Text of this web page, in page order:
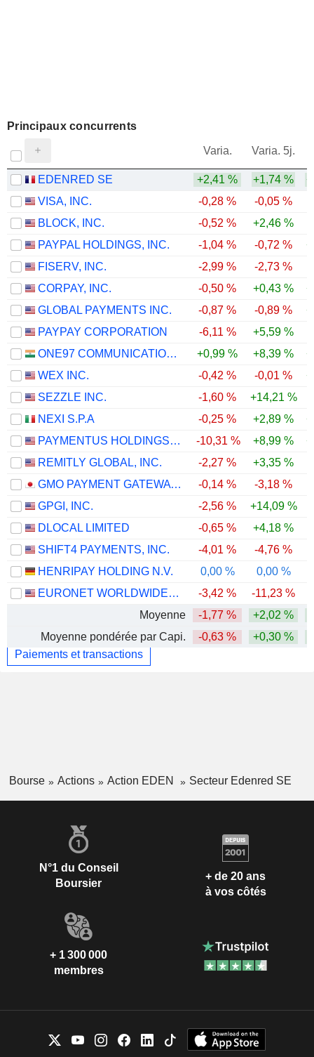
Principaux concurrents
Varia. Varia. 5j.
EDENRED SE
+2,41 % +1,74 %
VISA, INC.
-0,28 % -0,05 %
BLOCK, INC.
-0,52 % +2,46 %
PAYPAL HOLDINGS, INC.
-1,04 % -0,72 %
FISERV, INC.
-2,99 % -2,73 %
CORPAY, INC.
-0,50 % +0,43 %
GLOBAL PAYMENTS INC.
-0,87 % -0,89 %
PAYPAY CORPORATION
-6,11 % +5,59 %
ONE97 COMMUNICATIONS LIMITED
+0,99 % +8,39 %
WEX INC.
-0,42 % -0,01 %
SEZZLE INC.
-1,60 % +14,21 %
NEXI S.P.A
-0,25 % +2,89 %
PAYMENTUS HOLDINGS, INC.
-10,31 % +8,99 %
REMITLY GLOBAL, INC.
-2,27 % +3,35 %
GMO PAYMENT GATEWAY, INC.
-0,14 % -3,18 %
GPGI, INC.
-2,56 % +14,09 %
DLOCAL LIMITED
-0,65 % +4,18 %
SHIFT4 PAYMENTS, INC.
-4,01 % -4,76 %
HENRIPAY HOLDING N.V.
0,00 % 0,00 %
EURONET WORLDWIDE, INC.
-3,42 % -11,23 %
Moyenne
-1,77 % +2,02 %
Moyenne pondérée par Capi.
-0,63 % +0,30 %
Paiements et transactions
Bourse Actions Action EDEN Secteur Edenred SE
N°1 du Conseil
Boursier
+ de 20 ans
à vos côtés
+ 1 300 000
membres